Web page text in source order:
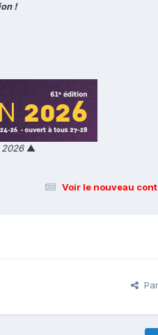
!
▲
Voir le nouveau